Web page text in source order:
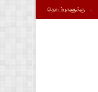
தொடர்புகளுக்கு